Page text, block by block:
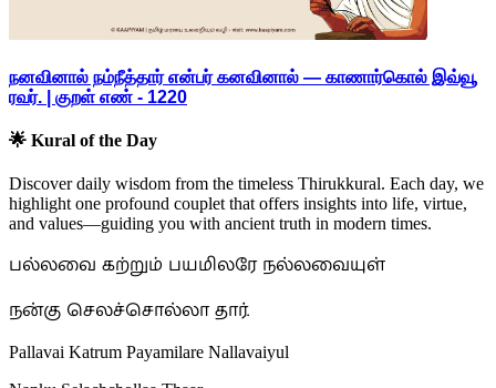
நனவினால் நம்நீத்தார் என்பர் கனவினால் — காணார்கொல் இவ்வூ
ரவர். | குறள் எண் - 1220
🌟 Kural of the Day
Discover daily wisdom from the timeless Thirukkural. Each day, we
highlight one profound couplet that offers insights into life, virtue,
and values—guiding you with ancient truth in modern times.
பல்லவை கற்றும் பயமிலரே நல்லவையுள்
நன்கு செலச்சொல்லா தார்.
Pallavai Katrum Payamilare Nallavaiyul